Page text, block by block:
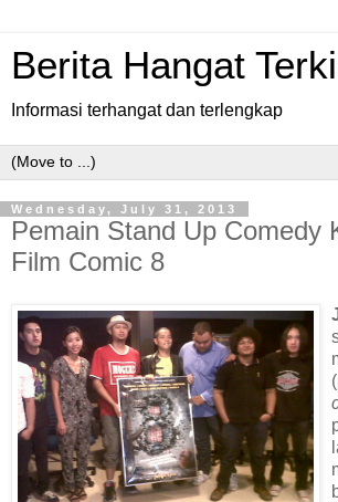
Berita Hangat
Informasi terhangat dan terlengkap
Wednesday, July 31, 2013
Pemain Stand Up Comedy
Film Comic 8